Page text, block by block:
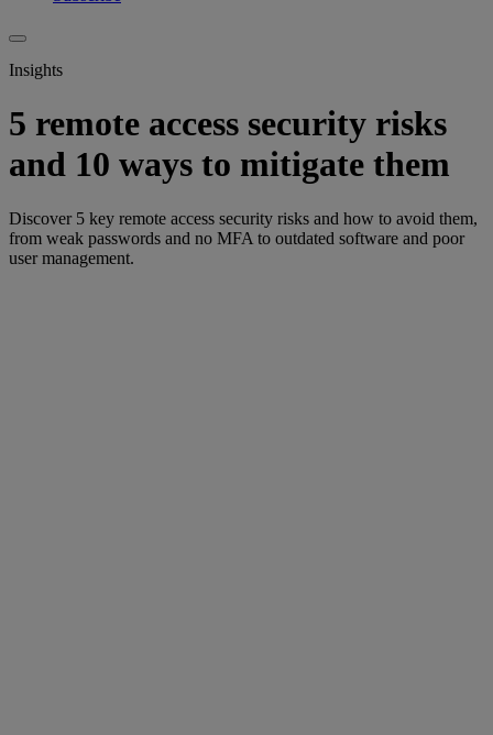
Insights
5 remote access security risks
and 10 ways to mitigate them
Discover 5 key remote access security risks and how to avoid them,
from weak passwords and no MFA to outdated software and poor
user management.